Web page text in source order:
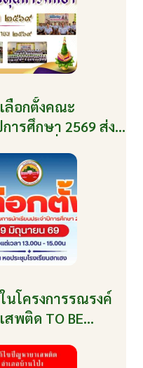
ลือกตั้งคณะ
ารศึกษา 2569 ส่ง
ยน วันที่ 9 มิถุนายน
นโครงการรณรงค์
พติด TO BE
ป่ง ปีงบประมาณ
ในวันที่ 8 มิถุนายน